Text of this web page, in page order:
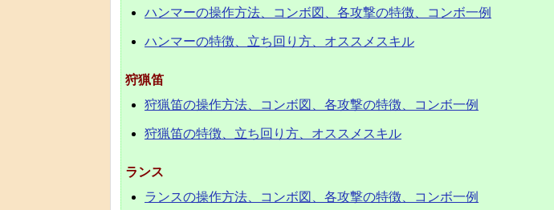
ハンマーの操作方法、コンボ図、各攻撃の特徴、コンボ一例
ハンマーの特徴、立ち回り方、オススメスキル
狩猟笛
狩猟笛の操作方法、コンボ図、各攻撃の特徴、コンボ一例
狩猟笛の特徴、立ち回り方、オススメスキル
ランス
ランスの操作方法、コンボ図、各攻撃の特徴、コンボ一例